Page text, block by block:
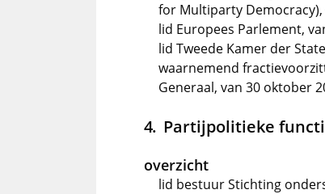
for Multiparty
lid Europees Parlement,
lid Tweede Kamer der
waarnemend
Generaal, van 30 oktober
Partijpolitieke
overzicht
lid bestuur Stichting